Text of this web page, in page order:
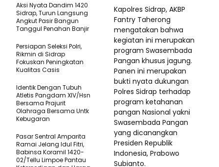
Kapolres Sidrap, AKBP
Fantry Taherong
mengatakan bahwa
kegiatan ini merupakan
program Swasembada
Pangan khusus jagung.
Panen ini merupakan
bukti nyata dukungan
Polres Sidrap terhadap
program ketahanan
pangan Nasional yakni
Swasembada Pangan
yang dicanangkan
Presiden Republik
Indonesia, Prabowo
Subianto.
Aksi Nyata Dandim 1420
Sidrap, Turun Langsung
Angkut Pasir Bangun
Tanggul Penahan Banjir
Persiapan Seleksi Polri,
Rikmin di Sidrap
Fokuskan Peningkatan
Kualitas Casis
Identik Dengan Tubuh
Atletis Pangdam XIV/Hsn
Bersama Prajurit
Olahraga Bersama Untk
Kebugaran
Pasar Sentral Amparita
Ramai Jelang Idul Fitri,
Babinsa Koramil 1420-
02/Tellu Limpoe Pantau